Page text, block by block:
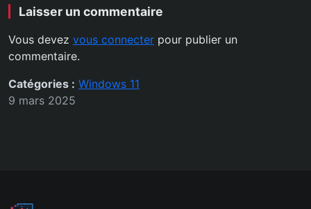
Laisser un commentaire
Vous devez vous connecter pour publier un
commentaire.
Catégories : Windows 11
9 mars 2025